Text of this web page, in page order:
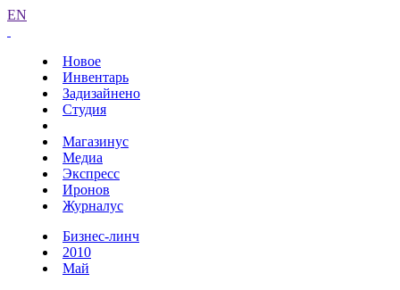
EN
Новое
Инвентарь
Задизайнено
Студия
Магазинус
Медиа
Экспресс
Иронов
Журналус
Бизнес-линч
2010
Май